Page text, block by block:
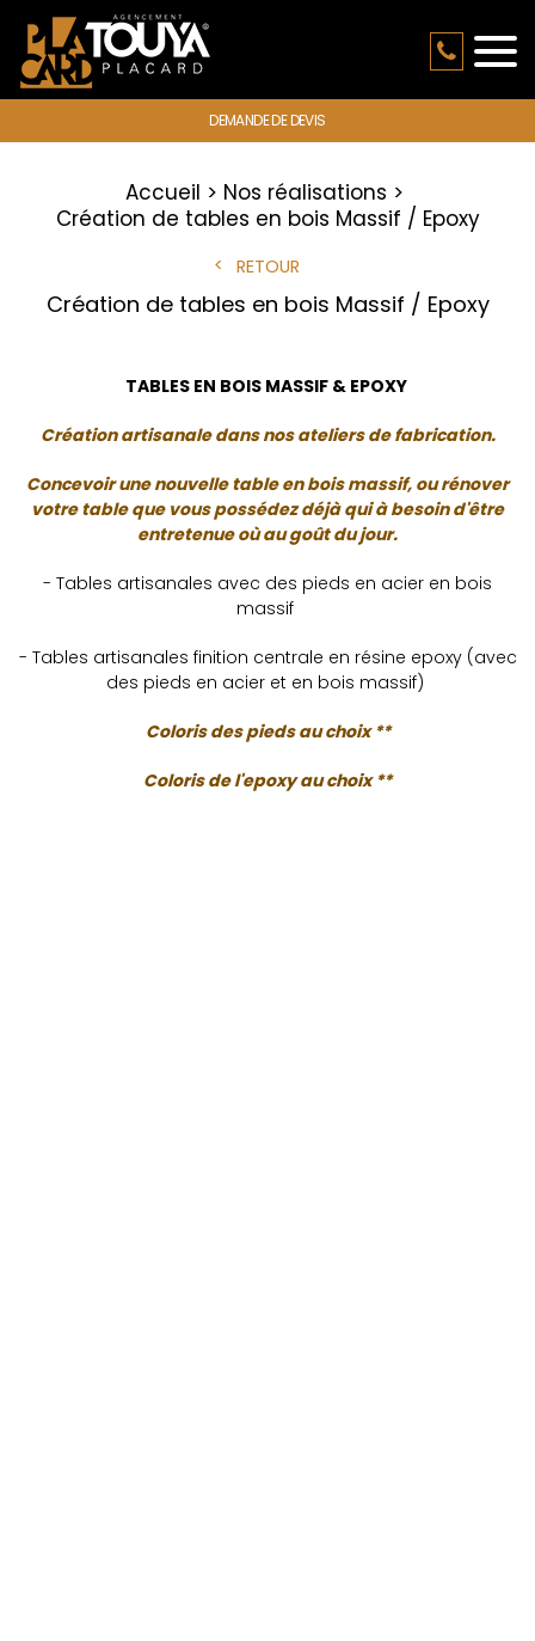
DEMANDE DE DEVIS
Accueil
Nos réalisations
Création de tables en bois Massif / Epoxy
RETOUR
Création de tables en bois Massif / Epoxy
TABLES EN BOIS MASSIF & EPOXY
Création artisanale dans nos ateliers de fabrication.
Concevoir une nouvelle table en bois massif, ou rénover
votre table que vous possédez déjà qui à besoin d'être
entretenue où au goût du jour.
- Tables artisanales avec des pieds en acier en bois
massif
- Tables artisanales finition centrale en résine epoxy (avec
des pieds en acier et en bois massif)
Coloris des pieds au choix **
Coloris de l'epoxy au choix **